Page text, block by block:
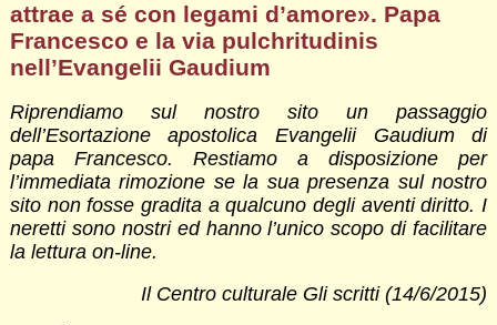
attrae a sé con legami d’amore». Papa
Francesco e la via pulchritudinis
nell’Evangelii Gaudium
Riprendiamo sul nostro sito un passaggio
dell’Esortazione apostolica Evangelii Gaudium di
papa Francesco. Restiamo a disposizione per
l’immediata rimozione se la sua presenza sul nostro
sito non fosse gradita a qualcuno degli aventi diritto. I
neretti sono nostri ed hanno l’unico scopo di facilitare
la lettura on-line.
Il Centro culturale Gli scritti (14/6/2015)